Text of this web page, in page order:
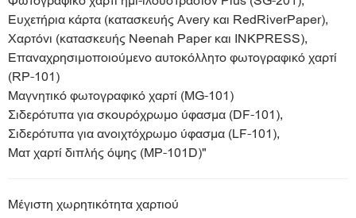
Ευχετήρια κάρτα (κατασκευής Avery και RedRiverPaper),
Χαρτόνι (κατασκευής Neenah Paper και INKPRESS),
Επαναχρησιμοποιούμενο αυτοκόλλητο φωτογραφικό χαρτί
(RP-101)
Μαγνητικό φωτογραφικό χαρτί (MG-101)
Σιδερότυπα για σκουρόχρωμο ύφασμα (DF-101),
Σιδερότυπα για ανοιχτόχρωμο ύφασμα (LF-101),
Ματ χαρτί διπλής όψης (MP-101D)"
Μέγιστη χωρητικότητα χαρτιού